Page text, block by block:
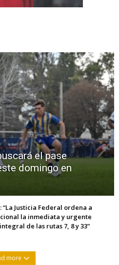
el pase
domingo en
“La Justicia Federal ordena a
la inmediata y urgente
de las rutas 7, 8 y 33”
more